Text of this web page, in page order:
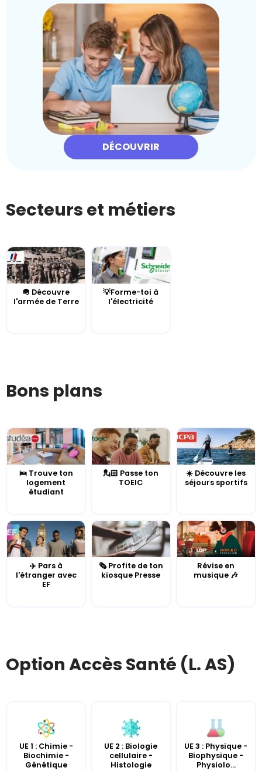
DÉCOUVRIR
Secteurs et métiers
🪖 Découvre
l'armée de Terre
💡Forme-toi à
l'électricité
Bons plans
🛌 Trouve ton
logement
étudiant
💂🏻 Passe ton
TOEIC
☀️ Découvre les
séjours sportifs
✈️ Pars à
l'étranger avec
EF
🗞️ Profite de ton
kiosque Presse
Révise en
musique 🎶
Option Accès Santé (L. AS)
UE 1 : Chimie -
Biochimie -
Génétique
UE 2 : Biologie
cellulaire -
Histologie
UE 3 : Physique -
Biophysique -
Physiolo...